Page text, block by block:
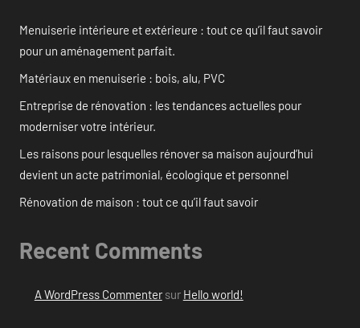
Menuiserie intérieure et extérieure : tout ce qu’il faut savoir
pour un aménagement parfait.
Matériaux en menuiserie : bois, alu, PVC
Entreprise de rénovation : les tendances actuelles pour
moderniser votre intérieur.
Les raisons pour lesquelles rénover sa maison aujourd’hui
devient un acte patrimonial, écologique et personnel
Rénovation de maison : tout ce qu’il faut savoir
Recent Comments
A WordPress Commentersur Hello world!